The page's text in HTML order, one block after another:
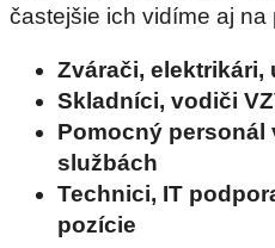
častejšie ich vidíme aj na
Zvárači, elektrikári,
Skladníci, vodiči
Pomocný personál
službách
Technici, IT
pozície